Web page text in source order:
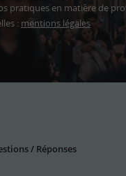
pratiques en matière de
: mentions légales
/ Réponses